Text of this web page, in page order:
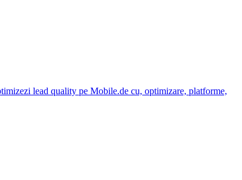
lead quality pe Mobile.de cu, optimizare, platforme,